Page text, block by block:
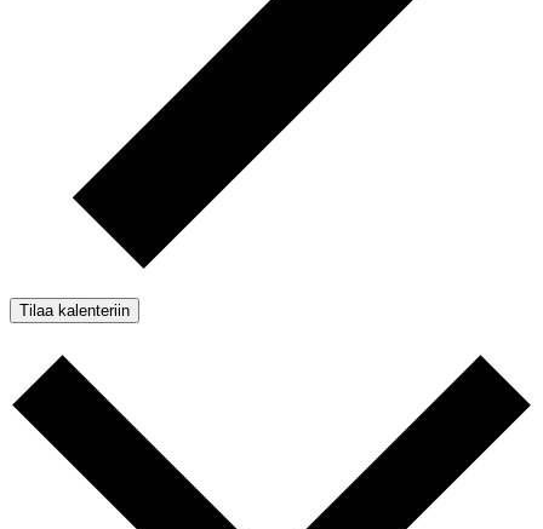
Tilaa kalenteriin